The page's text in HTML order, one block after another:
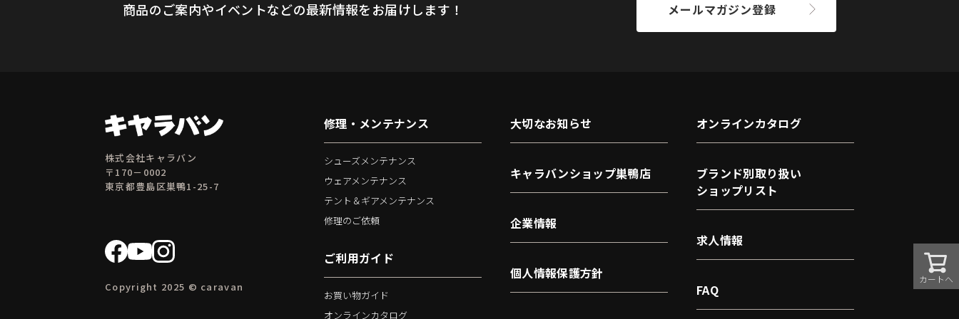
カートへ
商品のご案内やイベントなどの最新情報をお届けします！ メールマガジン登録
株式会社キャラバン
〒170－0002
東京都豊島区巣鴨1-25-7
Copyright 2025 © caravan
修理・メンテナンス
シューズメンテナンス
ウェアメンテナンス
テント＆ギアメンテナンス
修理のご依頼
ご利用ガイド
お買い物ガイド
オンラインカタログ
大切なお知らせ
キャラバンショップ巣鴨店
企業情報
個人情報保護方針
オンラインカタログ
ブランド別取り扱い
ショップリスト
求人情報
FAQ